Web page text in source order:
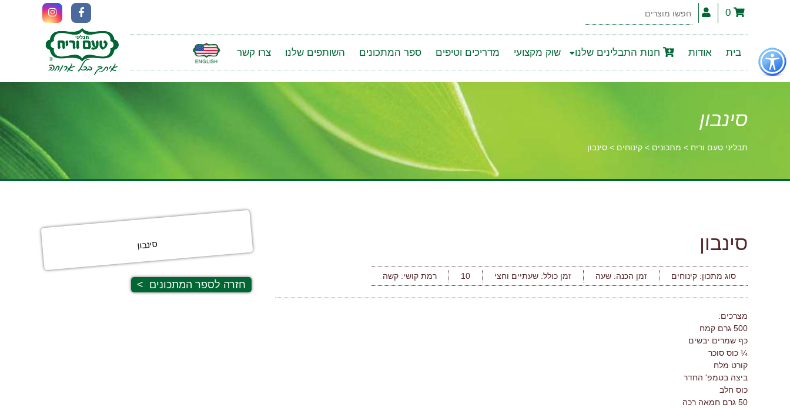
כפתור
לפתיחת
תפריט
נגישות
0 חפשו
בית אודות חנות התבלינים שלנו שוק מקצועי מדריכים וטיפים ספר המתכונים השותפים שלנו צרו קשר
סינבון
תבליני טעם וריח > מתכונים > קינוחים > סינבון
סינבון
סוג מתכון: קינוחים זמן הכנה: שעה זמן כולל: שעתיים וחצי 10 רמת קושי: קשה
מצרכים:
500 גרם קמח
כף שמרים יבשים
¼ כוס סוכר
קורט מלח
ביצה בטמפ' החדר
כוס חלב
50 גרם חמאה רכה
סינבון
חזרה לספר המתכונים >